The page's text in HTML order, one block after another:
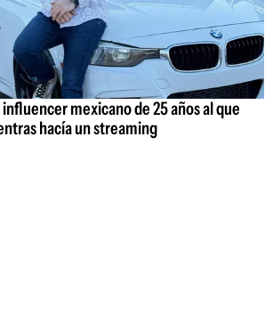
mexicano de 25 años al que
hacía un streaming